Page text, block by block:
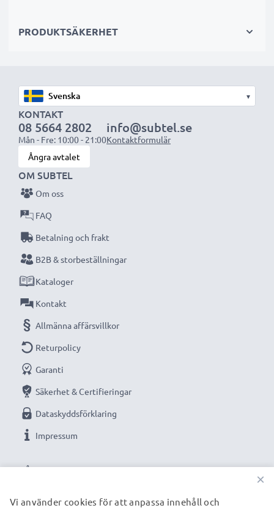
kvaliteten. Beställ nu!
PRODUKTSÄKERHET
▾
KONTAKT
08 5664 2802
Mån - Fre: 10:00 - 21:00
info@subtel.se
Kontaktformulär
Ångra avtalet
VÅRA BETALNINGSALTERNATIV
OM SUBTEL
Om oss
FAQ
Betalning och frakt
B2B & storbeställningar
Kataloger
Kontakt
Allmänna affärsvillkor
Returpolicy
Garanti
Säkerhet & Certifieringar
Dataskyddsförklaring
Impressum
×
Vi använder cookies för att anpassa innehåll och